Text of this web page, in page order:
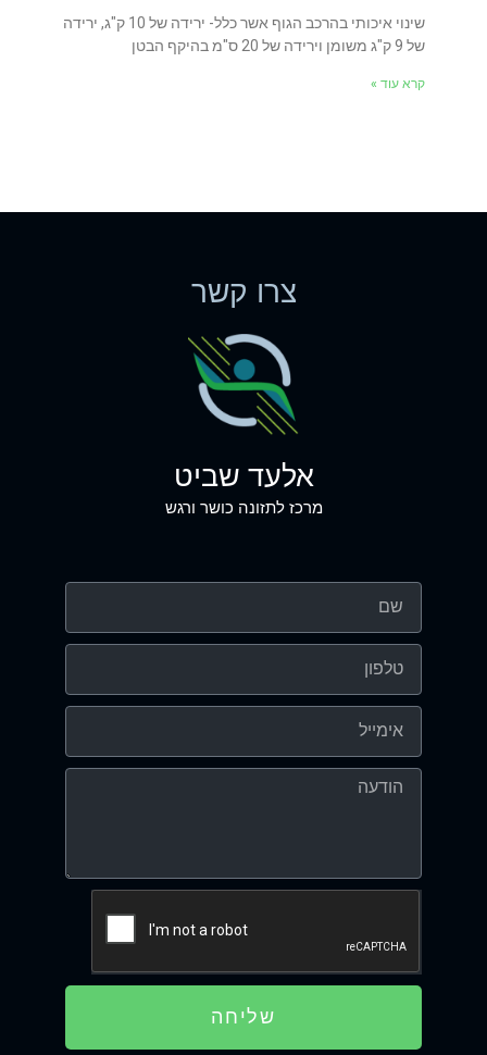
שינוי איכותי בהרכב הגוף אשר כלל- ירידה של 10 ק"ג, ירידה
של 9 ק"ג משומן וירידה של 20 ס"מ בהיקף הבטן
קרא עוד »
צרו קשר
אלעד שביט
מרכז לתזונה כושר ורגש
שליחה